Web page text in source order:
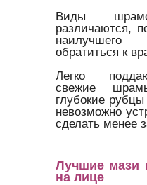
Виды
различаются,
наилучшего
обратиться к
Легко
свежие
глубокие
невозможно
сделать менее
Лучшие мази
на лице